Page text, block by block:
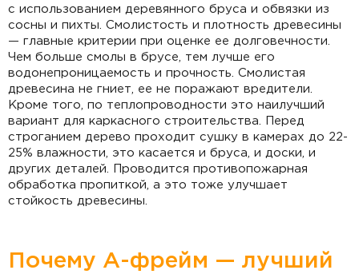
с использованием деревянного бруса и обвязки из
сосны и пихты. Смолистость и плотность древесины
— главные критерии при оценке ее долговечности.
Чем больше смолы в брусе, тем лучше его
водонепроницаемость и прочность. Смолистая
древесина не гниет, ее не поражают вредители.
Кроме того, по теплопроводности это наилучший
вариант для каркасного строительства. Перед
строганием дерево проходит сушку в камерах до 22-
25% влажности, это касается и бруса, и доски, и
других деталей. Проводится противопожарная
обработка пропиткой, а это тоже улучшает
стойкость древесины.
Почему А-фрейм — лучший